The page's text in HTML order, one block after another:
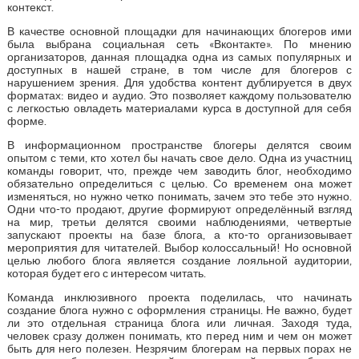
контекст.
В качестве основной площадки для начинающих блогеров ими
была выбрана социальная сеть «Вконтакте». По мнению
организаторов, данная площадка одна из самых популярных и
доступных в нашей стране, в том числе для блогеров с
нарушением зрения. Для удобства контент дублируется в двух
форматах: видео и аудио. Это позволяет каждому пользователю
с легкостью овладеть материалами курса в доступной для себя
форме.
В информационном пространстве блогеры делятся своим
опытом с теми, кто хотел бы начать свое дело. Одна из участниц
команды говорит, что, прежде чем заводить блог, необходимо
обязательно определиться с целью. Со временем она может
изменяться, но нужно четко понимать, зачем это тебе это нужно.
Одни что-то продают, другие формируют определённый взгляд
на мир, третьи делятся своими наблюдениями, четвертые
запускают проекты на базе блога, а кто-то организовывает
мероприятия для читателей. Выбор колоссальный! Но основной
целью любого блога является создание лояльной аудитории,
которая будет его с интересом читать.
Команда инклюзивного проекта поделилась, что начинать
создание блога нужно с оформления страницы. Не важно, будет
ли это отдельная страница блога или личная. Заходя туда,
человек сразу должен понимать, кто перед ним и чем он может
быть для него полезен. Незрячим блогерам на первых порах не